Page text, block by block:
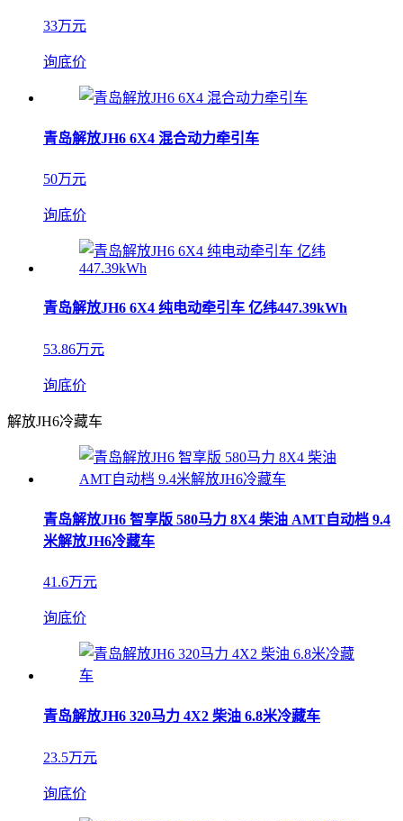
33万元
询底价
青岛解放JH6 6X4 混合动力牵引车
50万元
询底价
青岛解放JH6 6X4 纯电动牵引车 亿纬447.39kWh
53.86万元
询底价
解放JH6冷藏车
青岛解放JH6 智享版 580马力 8X4 柴油 AMT自动档 9.4
米解放JH6冷藏车
41.6万元
询底价
青岛解放JH6 320马力 4X2 柴油 6.8米冷藏车
23.5万元
询底价